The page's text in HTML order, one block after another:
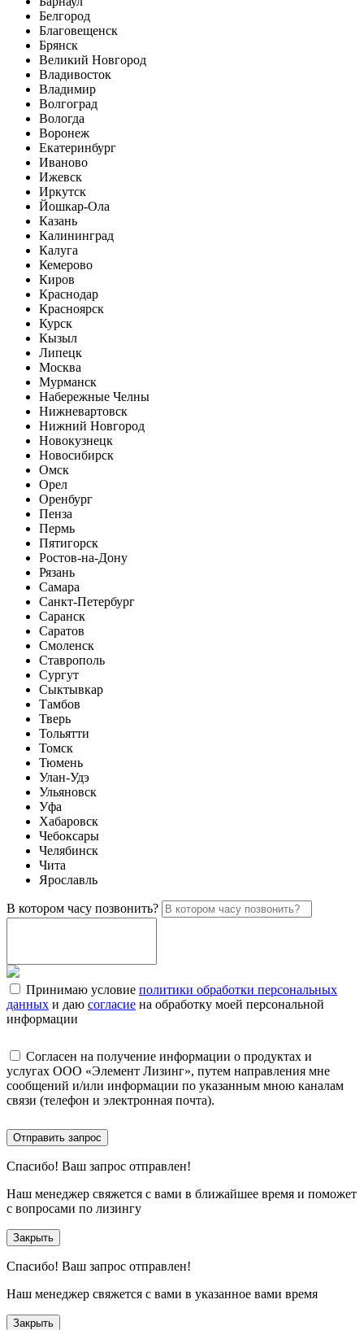
Белгород
Благовещенск
Брянск
Великий Новгород
Владивосток
Владимир
Волгоград
Вологда
Воронеж
Екатеринбург
Иваново
Ижевск
Иркутск
Йошкар-Ола
Казань
Калининград
Калуга
Кемерово
Киров
Краснодар
Красноярск
Курск
Кызыл
Липецк
Москва
Мурманск
Набережные Челны
Нижневартовск
Нижний Новгород
Новокузнецк
Новосибирск
Омск
Орел
Оренбург
Пенза
Пермь
Пятигорск
Ростов-на-Дону
Рязань
Самара
Санкт-Петербург
Саранск
Саратов
Смоленск
Ставрополь
Сургут
Сыктывкар
Тамбов
Тверь
Тольятти
Томск
Тюмень
Улан-Удэ
Ульяновск
Уфа
Хабаровск
Чебоксары
Челябинск
Чита
Ярославль
В котором часу позвонить?
Принимаю условие политики обработки персональных
данных и даю согласие на обработку моей персональной
информации
Согласен на получение информации о продуктах и
услугах ООО «Элемент Лизинг», путем направления мне
сообщений и/или информации по указанным мною каналам
связи (телефон и электронная почта).
Отправить запрос
Спасибо! Ваш запрос отправлен!
Наш менеджер свяжется с вами в ближайшее время и поможет
с вопросами по лизингу
Закрыть
Спасибо! Ваш запрос отправлен!
Наш менеджер свяжется с вами в указанное вами время
Закрыть